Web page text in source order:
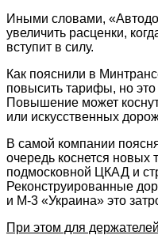
Иными словами,
увеличить расценки,
вступит в силу.
Как пояснили в
повысить тарифы, но
Повышение может
или искусственных
В самой компании
очередь коснется новых
подмосковной ЦКАД и
Реконструированные
и М-3 «Украина» это
При этом для